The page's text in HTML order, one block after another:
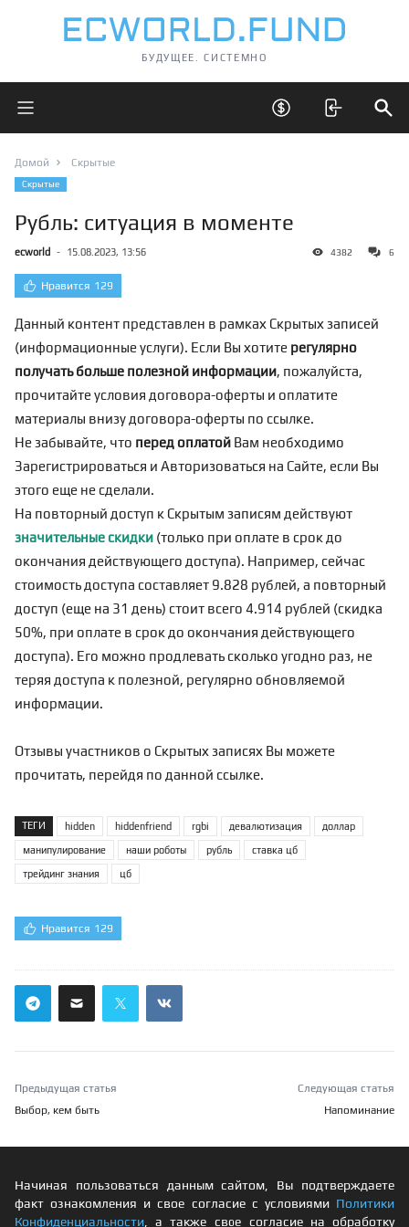
БУДУЩЕЕ. СИСТЕМНО
Открыть главное меню Открыть скрытые
Домой Скрытые
Скрытые
Рубль: ситуация в моменте
ecworld - 15.08.2023, 13:56 4382 6
Нравится 129
Данный контент представлен в рамках Скрытых записей
(информационные услуги). Если Вы хотите регулярно
получать больше полезной информации, пожалуйста,
прочитайте условия договора-оферты и оплатите
материалы внизу договора-оферты по ссылке.
Не забывайте, что перед оплатой Вам необходимо
Зарегистрироваться и Авторизоваться на Сайте, если Вы
этого еще не сделали.
На повторный доступ к Скрытым записям действуют
значительные скидки (только при оплате в срок до
окончания действующего доступа). Например, сейчас
стоимость доступа составляет 9.828 рублей, а повторный
доступ (еще на 31 день) стоит всего 4.914 рублей (скидка
50%, при оплате в срок до окончания действующего
доступа). Его можно продлевать сколько угодно раз, не
теряя доступа к полезной, регулярно обновляемой
информации.
Отзывы участников о Скрытых записях Вы можете
прочитать, перейдя по данной ссылке.
ТЕГИ hidden hiddenfriend rgbi девалютизация доллар
манипулирование наши роботы рубль ставка цб
трейдинг знания цб
Нравится 129
Предыдущая статья
Выбор, кем быть
Следующая статья
Напоминание
Начиная пользоваться данным сайтом, Вы подтверждаете
факт ознакомления и свое согласие с условиями Политики
Конфиденциальности , а также свое согласие на обработку